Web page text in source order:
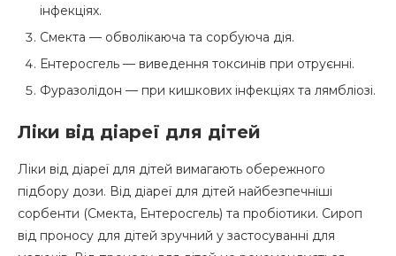
інфекціях.
Смекта — обволікаюча та сорбуюча дія.
Ентеросгель — виведення токсинів при отруєнні.
Фуразолідон — при кишкових інфекціях та лямбліозі.
Ліки від діареї для дітей
Ліки від діареї для дітей вимагають обережного
підбору дози. Від діареї для дітей найбезпечніші
сорбенти (Смекта, Ентеросгель) та пробіотики. Сироп
від проносу для дітей зручний у застосуванні для